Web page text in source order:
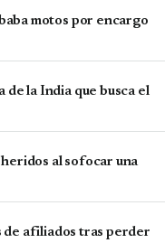
motos por encargo
de la India que busca el
al sofocar una
de afiliados tras perder